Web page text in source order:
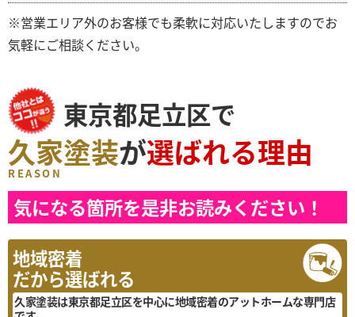
※営業エリア外のお客様でも柔軟に対応いたしますのでお
気軽にご相談ください。
東京都足立区で
久家塗装が選ばれる理由
REASON
気になる箇所を是非お読みください！
地域密着
だから選ばれる
久家塗装は東京都足立区を中心に地域密着のアットホームな専門店